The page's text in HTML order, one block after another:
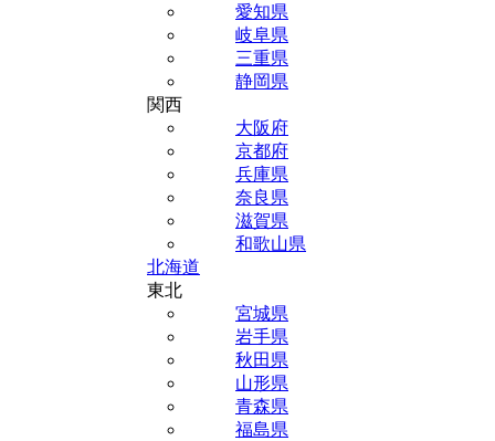
愛知県
岐阜県
三重県
静岡県
関西
大阪府
京都府
兵庫県
奈良県
滋賀県
和歌山県
北海道
東北
宮城県
岩手県
秋田県
山形県
青森県
福島県